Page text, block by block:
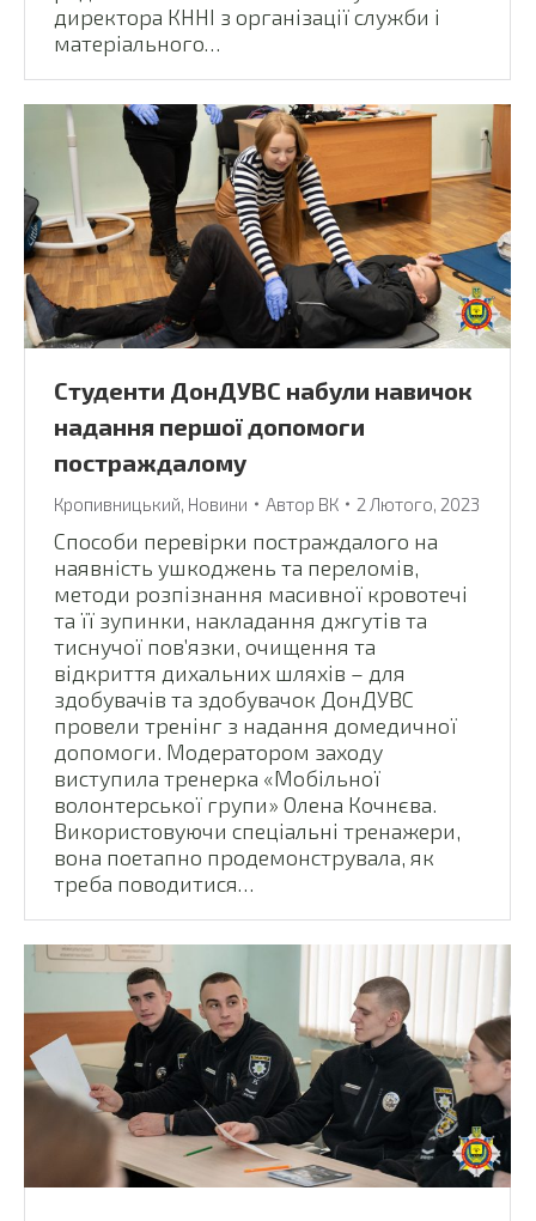
директора КННІ з організації служби і
матеріального…
Студенти ДонДУВС набули навичок
надання першої допомоги
постраждалому
Кропивницький Новини Автор ВК 2 Лютого, 2023
Способи перевірки постраждалого на
наявність ушкоджень та переломів,
методи розпізнання масивної кровотечі
та її зупинки, накладання джгутів та
тиснучої пов’язки, очищення та
відкриття дихальних шляхів – для
здобувачів та здобувачок ДонДУВС
провели тренінг з надання домедичної
допомоги. Модератором заходу
виступила тренерка «Мобільної
волонтерської групи» Олена Кочнєва.
Використовуючи спеціальні тренажери,
вона поетапно продемонструвала, як
треба поводитися…